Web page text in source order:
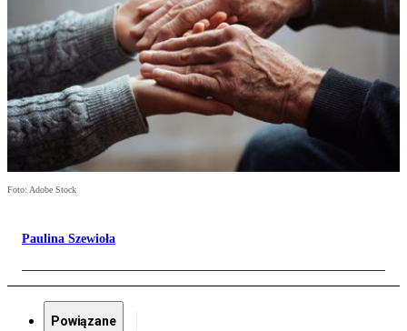
Foto: Adobe Stock
Paulina Szewioła
Powiązane